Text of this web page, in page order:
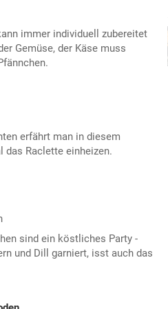
immer individuell zubereitet
Gemüse, der Käse muss
erfährt man in diesem
das Raclette einheizen.
sind ein köstliches Party -
und Dill garniert, isst auch das